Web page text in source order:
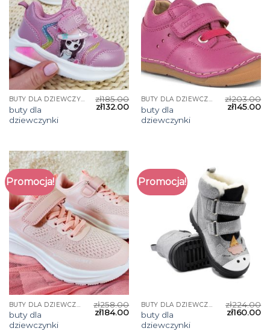
BUTY DLA DZIEWCZYNKI
buty dla
dziewczynki
zł185.00
zł132.00
BUTY DLA DZIEWCZYNKI
buty dla
dziewczynki
zł203.00
zł145.00
Promocja!
buty dla
dziewczynki
zł258.00
zł184.00
Promocja!
buty dla
dziewczynki
zł224.00
zł160.00